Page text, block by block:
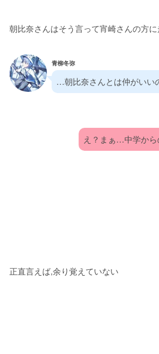
朝比奈さんはそう言って宵崎さんの方
青柳冬弥
…朝比奈さんとは仲がいい
え？まぁ…中学から
正直言えば,余り覚えていない